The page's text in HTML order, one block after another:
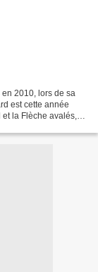
2010, lors de sa
est cette année
la Flèche avalés, il